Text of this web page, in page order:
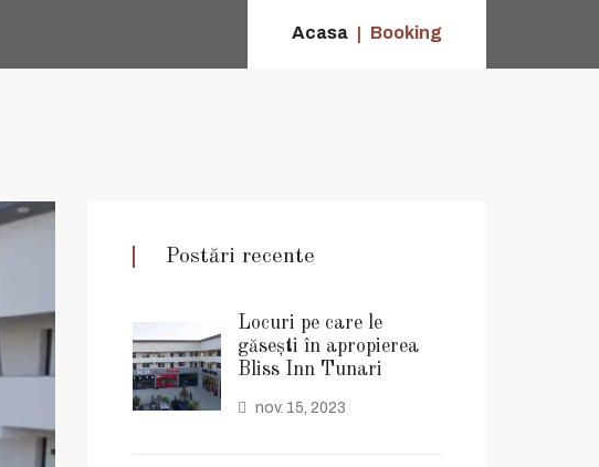
Acasa Booking
Postări recente
Locuri pe care le
găsești în apropierea
Bliss Inn Tunari
nov. 15, 2023